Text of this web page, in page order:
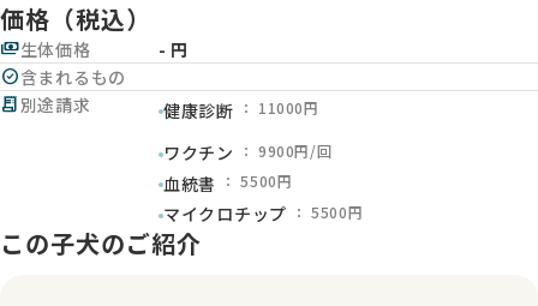
価格（税込）
payments生体価格
- 円
check_circle含まれるもの
receipt_long別途請求 健康診断 ： 11000円
ワクチン ： 9900円/回
血統書 ： 5500円
マイクロチップ ： 5500円
この子犬のご紹介